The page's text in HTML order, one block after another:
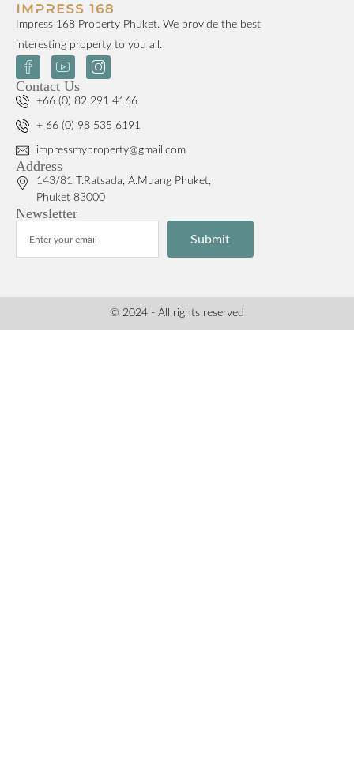
Impress 168 Property Phuket. We provide the best
interesting property to you all.
Contact Us
+66 (0) 82 291 4166
+ 66 (0) 98 535 6191
impressmyproperty@gmail.com
Address
143/81 T.Ratsada, A.Muang Phuket,
Phuket 83000
Newsletter
Submit
© 2024 - All rights reserved